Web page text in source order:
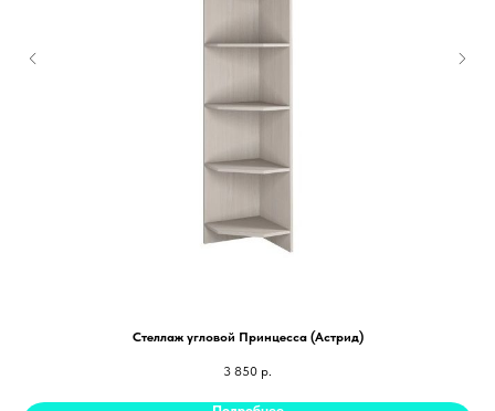
Стеллаж угловой Принцесса (Астрид)
3 850 р.